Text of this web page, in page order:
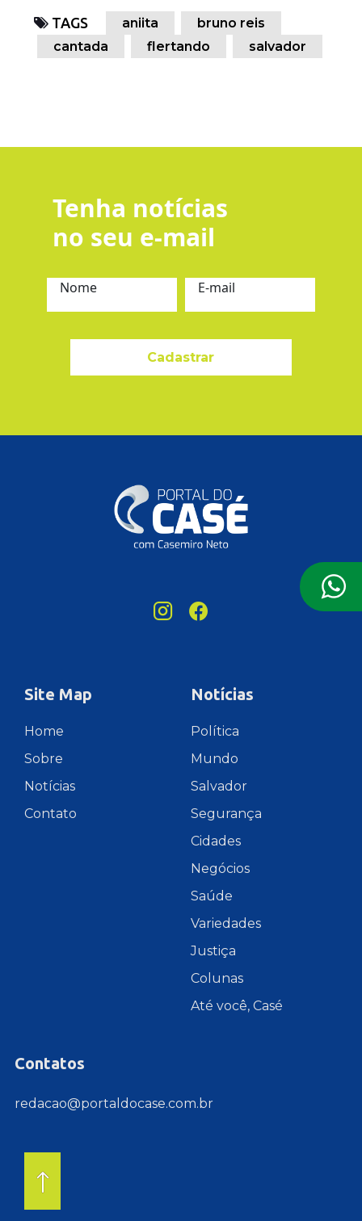
TAGS aniita
bruno reis
cantada
flertando salvador
Tenha notícias
no seu e-mail
Nome E-mail
Cadastrar
Site Map
Home
Sobre
Notícias
Contato
Notícias
Política
Mundo
Salvador
Segurança
Cidades
Negócios
Saúde
Variedades
Justiça
Colunas
Até você, Casé
Contatos
redacao@portaldocase.com.br